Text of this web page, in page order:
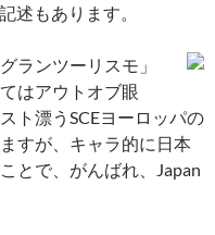
述もあります。
ランツーリスモ」
はアウトオブ眼
ト漂うSCEヨーロッパの
すが、キャラ的に日本
とで、がんばれ、Japan